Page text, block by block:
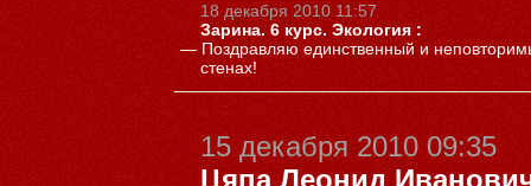
18 декабря 2010 11:57
Зарина. 6 курс. Экология :
— Поздравляю единственный и
стенах!
15 декабря 2010 09:35
Цяпа Леонид